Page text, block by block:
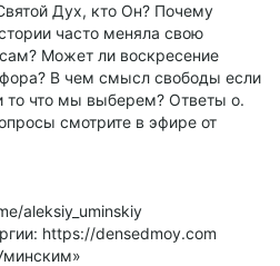
Дух, кто Он? Почему
часто меняла свою
Может ли воскресение
В чем смысл свободы если
то что мы выберем? Ответы о.
смотрите в эфире от
aleksiy_uminskiy
https://densedmoy.com